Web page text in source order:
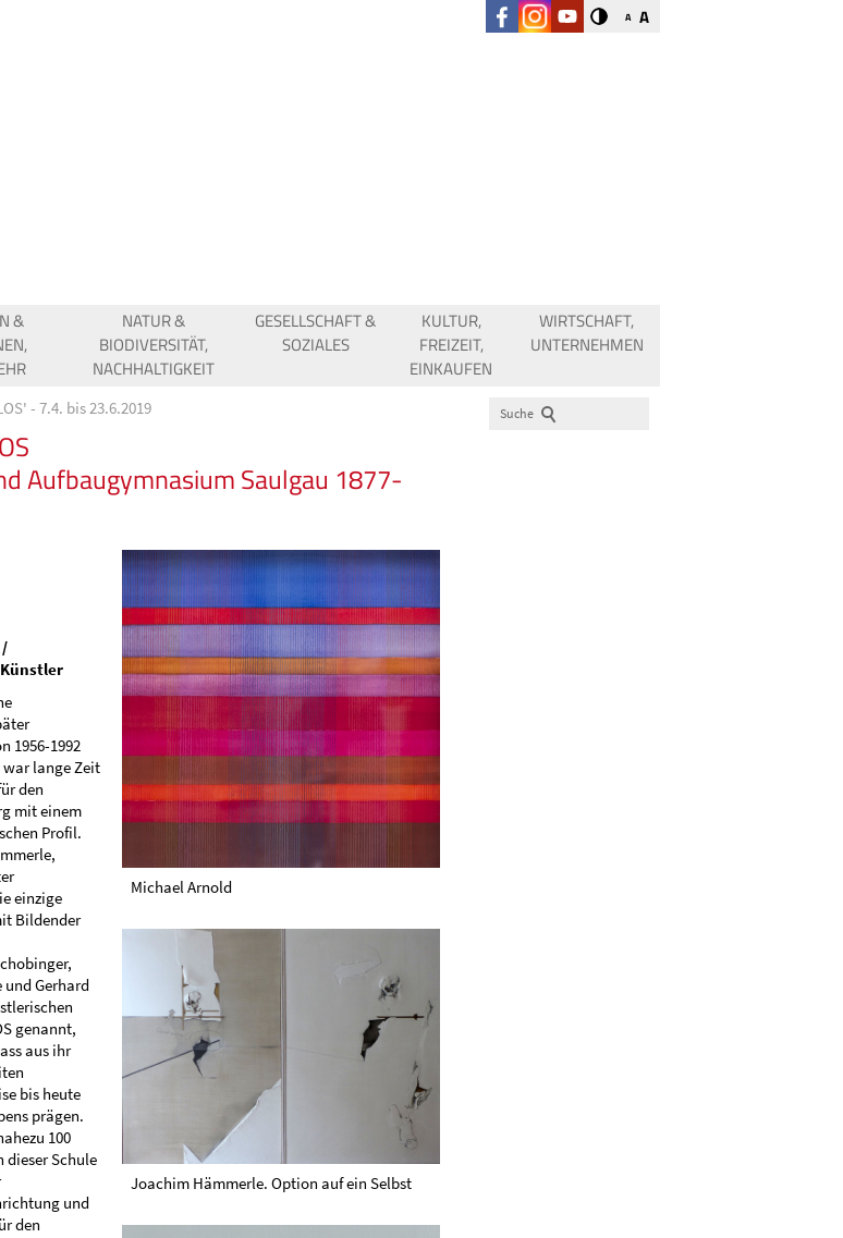
A A
&
NATUR &
BIODIVERSITÄT,
NACHHALTIGKEIT
GESELLSCHAFT &
SOZIALES
KULTUR,
FREIZEIT,
EINKAUFEN
WIRTSCHAFT,
UNTERNEHMEN
- 7.4. bis 23.6.2019
Aufbaugymnasium Saulgau 1877-
1956-1992
lange Zeit
den
mit einem
Profil.
einzige
Bildender
Gerhard
genannt,
aus ihr
bis heute
prägen.
100
dieser Schule
und
den
Michael Arnold
Joachim Hämmerle. Option auf ein Selbst
Suche